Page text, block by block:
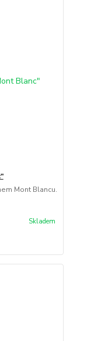
Mont Blancu.
Skladem